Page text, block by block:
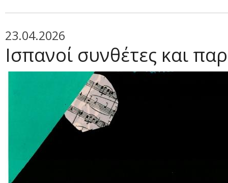
23.04.2026
Ισπανοί συνθέτες και